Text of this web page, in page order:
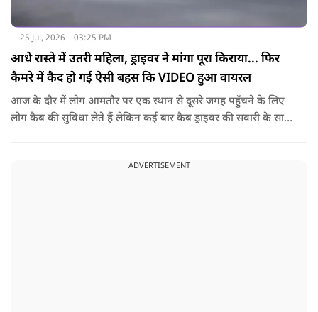
25 Jul, 2026 03:25 PM
आधे रास्ते में उतरी महिला, ड्राइवर ने मांगा पूरा किराया... फिर
कैमरे में कैद हो गई ऐसी बहस कि VIDEO हुआ वायरल
आज के दौर में लोग आमतौर पर एक स्थान से दूसरे जगह पहुँचने के लिए
लोग कैब की सुविधा लेते हैं लेकिन कई बार कैब ड्राइवर की सवारी के साथ
रास्ते में किसी वजह से उसने अपना प्लान बदल दिया और ड्राइवर से गाड़ी
ADVERTISEMENT